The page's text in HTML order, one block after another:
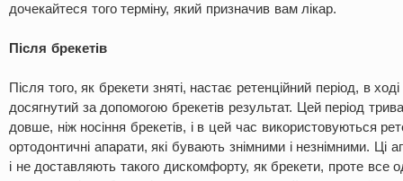
дочекайтеся того терміну, який призначив вам лікар.
Після брекетів
Після того, як брекети зняті, настає ретенційний період, в
досягнутий за допомогою брекетів результат. Цей період
довше, ніж носіння брекетів, і в цей час використовуються
ортодонтичні апарати, які бувають знімними і незнімними. Ці
і не доставляють такого дискомфорту, як брекети, проте все